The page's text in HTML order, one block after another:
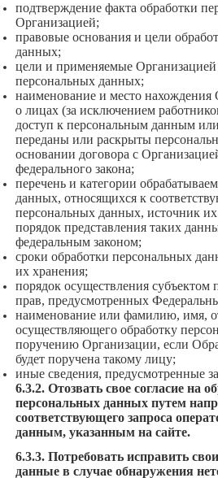
подтверждение факта обработки
Организацией;
правовые основания и цели
данных;
цели и применяемые Организацией
персональных данных;
наименование и место нахождения
о лицах (за исключением
доступ к персональным данным
переданы или раскрыты
основании договора с
федерального закона;
перечень и категории
данных, относящихся к
персональных данных, источник
порядок представления таких
федеральным законом;
сроки обработки персональных
их хранения;
порядок осуществления
прав, предусмотренных
наименование или фамилию, имя,
осуществляющего обработку
поручению Организации, если
будет поручена такому лицу;
иные сведения, предусмотренные
6.3.2. Отозвать свое согласие на
персональных данных путем
соответствующего запроса
данным, указанным на сайте.
6.3.3. Потребовать исправить
данные в случае обнаружения